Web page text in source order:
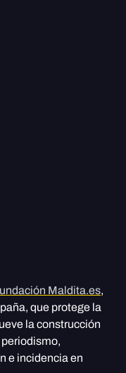
Maldita.es,
que protege la
la construcción
e incidencia en